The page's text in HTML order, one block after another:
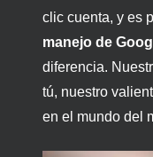
clic cuenta, y es
manejo de
diferencia.
tú, nuestro
en el mundo del